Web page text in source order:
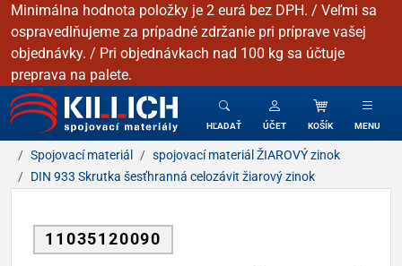
Minimálna hodnota položky je 2 eurá bez DPH. / Veľmi sa
ospravedlňujeme za prípadné zdržanie pri príprave vašej
objednávky. / Pri objednávkach nad 100 kg sa účtuje
preprava na palete.
KILLICH - Spojovacie materiály
HĽADAŤ ÚČET KOŠÍK MENU
Spojovací materiál
spojovací materiál ŽIAROVÝ zinok
DIN 933 Skrutka šesťhranná celozávit žiarový zinok
11035120090